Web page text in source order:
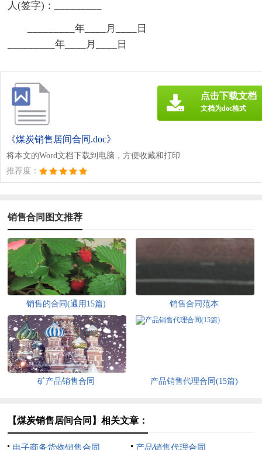
人(签字)：_________
_________年____月____日
_________年____月____日
《煤炭销售居间合同.doc》
将本文的Word文档下载到电脑，方便收藏和打印
推荐度：
点击下载文档
文档为doc格式
销售合同图文推荐
销售的合同(通用15篇) 销售合同范本
矿产品销售合同 产品销售代理合同(15篇)
【煤炭销售居间合同】相关文章：
电子商务货物销售合同 产品销售代理合同